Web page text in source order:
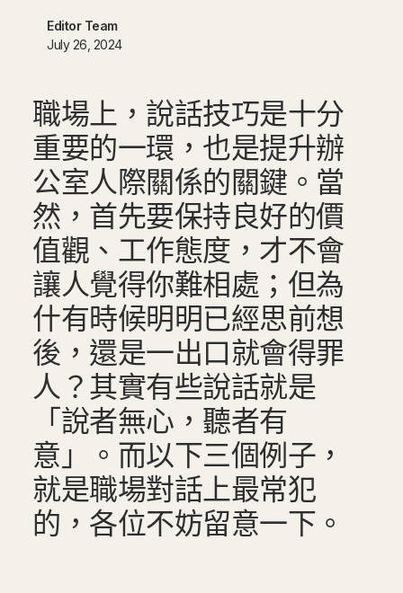
Editor Team
July 26, 2024
職場上，說話技巧是十分
重要的一環，也是提升辦
公室人際關係的關鍵。當
然，首先要保持良好的價
值觀、工作態度，才不會
讓人覺得你難相處；但為
什有時候明明已經思前想
後，還是一出口就會得罪
人？其實有些說話就是
「說者無心，聽者有
意」。而以下三個例子，
就是職場對話上最常犯
的，各位不妨留意一下。